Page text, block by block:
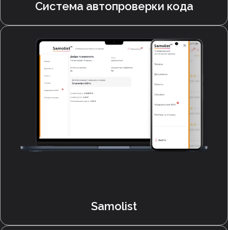
Система автопроверки кода
Samolist